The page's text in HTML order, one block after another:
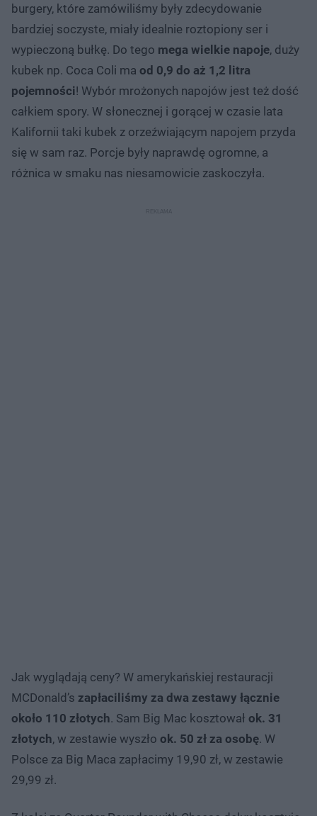
burgery, które zamówiliśmy były zdecydowanie
bardziej soczyste, miały idealnie roztopiony ser i
wypieczoną bułkę. Do tego mega wielkie napoje, duży
kubek np. Coca Coli ma od 0,9 do aż 1,2 litra
pojemności! Wybór mrożonych napojów jest też dość
całkiem spory. W słonecznej i gorącej w czasie lata
Kalifornii taki kubek z orzeźwiającym napojem przyda
się w sam raz. Porcje były naprawdę ogromne, a
różnica w smaku nas niesamowicie zaskoczyła.
Jak wyglądają ceny? W amerykańskiej restauracji
MCDonald’s zapłaciliśmy za dwa zestawy łącznie
około 110 złotych. Sam Big Mac kosztował ok. 31
złotych, w zestawie wyszło ok. 50 zł za osobę. W
Polsce za Big Maca zapłacimy 19,90 zł, w zestawie
29,99 zł.